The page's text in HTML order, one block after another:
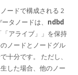
ードで構成される 2
タノードは、 ndbd
「アライブ」 」 を保持
ノードとノードグル
十分です。 ただし、
した場合、他のノー